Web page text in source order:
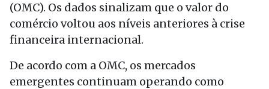
(OMC). Os dados sinalizam que o valor do
comércio voltou aos níveis anteriores à crise
financeira internacional.
De acordo com a OMC, os mercados
emergentes continuam operando como